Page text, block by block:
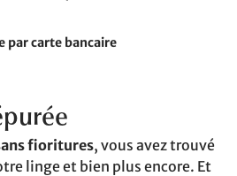
par carte bancaire
fioritures, vous avez trouvé
linge et bien plus encore. Et